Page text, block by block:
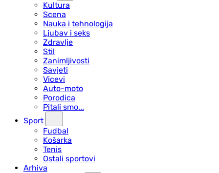
Kultura
Scena
Nauka i tehnologija
Ljubav i seks
Zdravlje
Stil
Zanimljivosti
Savjeti
Vicevi
Auto-moto
Porodica
Pitali smo...
Sport
Fudbal
Košarka
Tenis
Ostali sportovi
Arhiva